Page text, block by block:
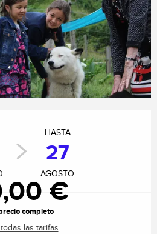
HASTA
27
AGOSTO
€
completo
las tarifas